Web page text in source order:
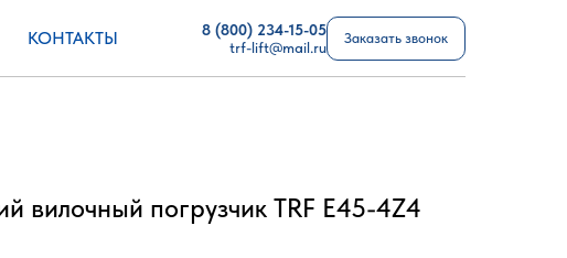
КОНТАКТЫ
8 (800) 234-15-05
trf-lift@mail.ru
Заказать звонок
вилочный погрузчик TRF E45-4Z4